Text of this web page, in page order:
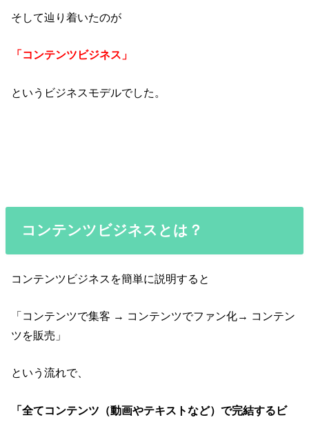
そして辿り着いたのが
「コンテンツビジネス」
というビジネスモデルでした。
コンテンツビジネスとは？
コンテンツビジネスを簡単に説明すると
「コンテンツで集客 → コンテンツでファン化→ コンテン
ツを販売」
という流れで、
「全てコンテンツ（動画やテキストなど）で完結するビ